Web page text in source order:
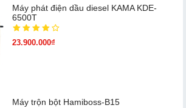
Máy phát điện dầu diesel KAMA KDE-
6500T
23.900.000₫
Máy trộn bột Hamiboss-B15